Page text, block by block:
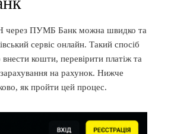
через ПУМБ Банк можна швидко та
сервіс онлайн. Такий спосіб
внести кошти, перевірити платіж та
на рахунок. Нижче
як пройти цей процес.